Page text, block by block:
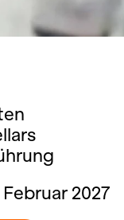
2027